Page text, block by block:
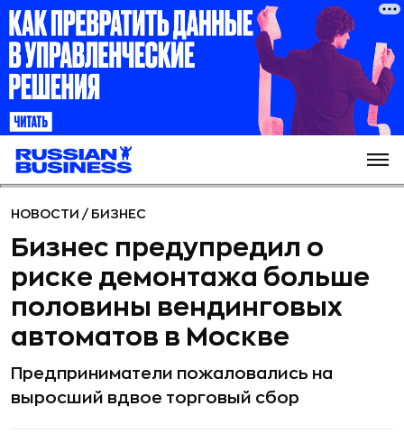
НОВОСТИ / БИЗНЕС
Бизнес предупредил о
риске демонтажа больше
половины вендинговых
автоматов в Москве
Предприниматели пожаловались на
выросший вдвое торговый сбор